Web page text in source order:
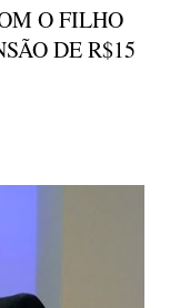
O FILHO
DE R$15